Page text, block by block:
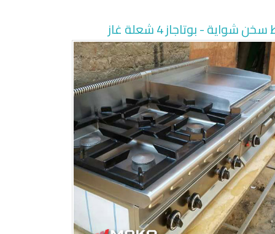
شواية - بوتاجاز 4 شعلة غاز